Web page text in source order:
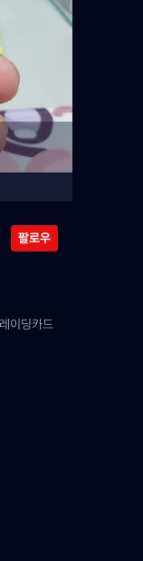
팔로우
이딩카드